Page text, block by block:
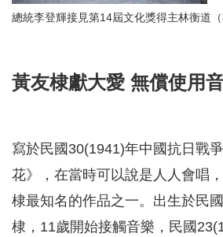
總統李登輝接見第14屆文化獎得主林衡道
黃友棣獻大愛 無償使用
寫於民國30(1941)年中國抗日戰
花》，在當時可以說是人人會唱
棣最知名的作品之一。出生於民
棣，11歲開始接觸音樂，民國